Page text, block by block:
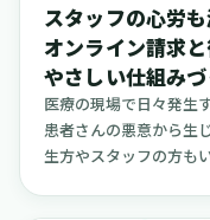
上を確定させる締め処
金額が合わないといっ
て原因調査や差額の調
てしまうと、残業が増
ってしまいがちです。
実際に、紙カルテから
スタッフの心労
オンライン請求
やさしい仕組みづ
医療の現場で日々発生
患者さんの悪意から生
生方やスタッフの方も